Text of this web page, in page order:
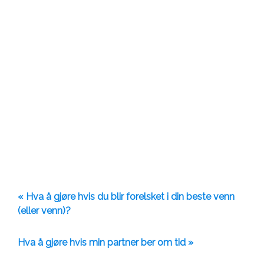
« Hva å gjøre hvis du blir forelsket i din beste venn
(eller venn)?
Hva å gjøre hvis min partner ber om tid »